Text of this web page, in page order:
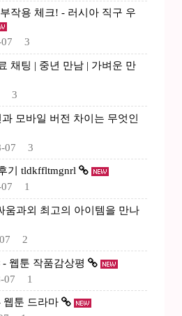
작용 체크! - 러시아 직구 우
3
채팅 | 중년 만남 | 가벼운 만
3
과 모바일 버전 차이는 무엇인
07 3
기 tldkffltmgnrl
1
움과외 최고의 아이템을 만나
2
웹툰 작품감상평
07 1
웹툰 드라마